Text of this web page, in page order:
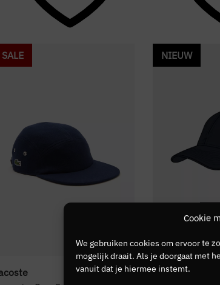
Cookie
We gebruiken cookies om ervoor te
mogelijk draait. Als je doorgaat met
vanuit dat je hiermee instemt.
SALE NIEUW
Lyle & scott
Lyle & Scott
Baseball Cap